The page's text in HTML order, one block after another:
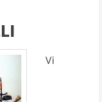
Vi